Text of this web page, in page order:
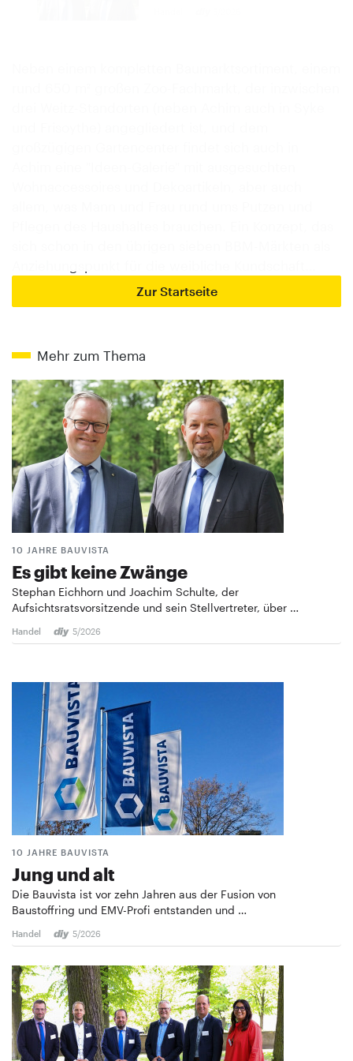
Zur Startseite
Mehr zum Thema
10 JAHRE BAUVISTA
Es gibt keine Zwänge
Stephan Eichhorn und Joachim Schulte, der
Aufsichtsratsvorsitzende und sein Stellvertreter, über …
Handel 5/2026
10 JAHRE BAUVISTA
Jung und alt
Die Bauvista ist vor zehn Jahren aus der Fusion von
Baustoffring und EMV-Profi entstanden und …
Handel 5/2026